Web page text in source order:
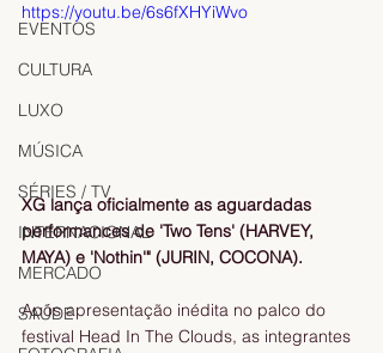
EVENTOS
CULTURA
LUXO
MÚSICA
SÉRIES / TV
INTERNACIONAL
MERCADO
SAÚDE
https://youtu.be/6s6fXHYiWvo
XG lança oficialmente as aguardadas
performances de 'Two Tens' (HARVEY,
MAYA) e 'Nothin'" (JURIN, COCONA).
Após apresentação inédita no palco do
festival Head In The Clouds, as integrantes